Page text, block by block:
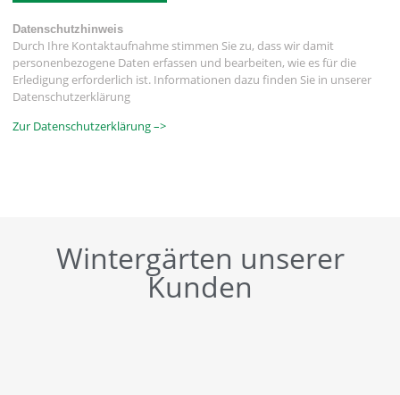
Datenschutzhinweis
Durch Ihre Kontaktaufnahme stimmen Sie zu, dass wir damit
personenbezogene Daten erfassen und bearbeiten, wie es für die
Erledigung erforderlich ist. Informationen dazu finden Sie in unserer
Datenschutzerklärung
Zur Datenschutzerklärung –>
Wintergärten unserer
Kunden